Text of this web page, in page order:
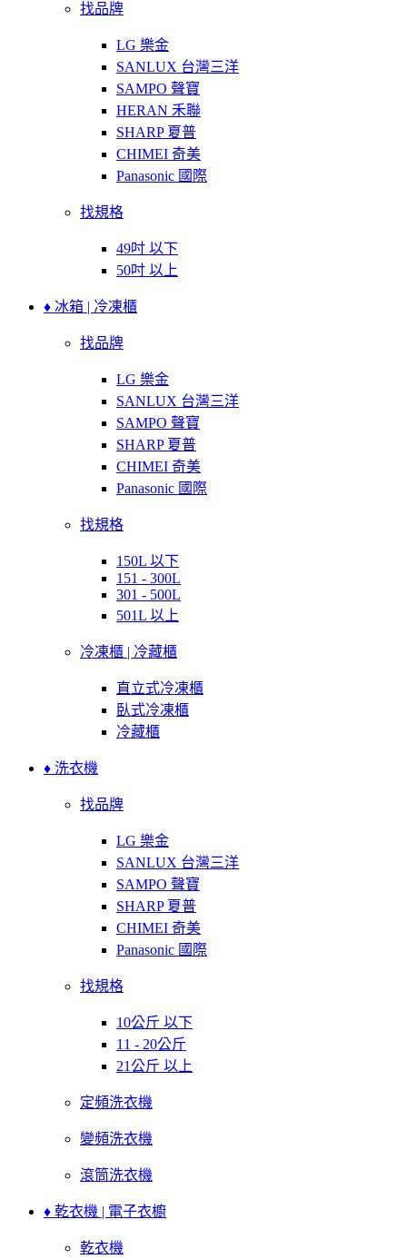
找品牌
LG 樂金
SANLUX 台灣三洋
SAMPO 聲寶
HERAN 禾聯
SHARP 夏普
CHIMEI 奇美
Panasonic 國際
找規格
49吋 以下
50吋 以上
♦ 冰箱 | 冷凍櫃
找品牌
LG 樂金
SANLUX 台灣三洋
SAMPO 聲寶
SHARP 夏普
CHIMEI 奇美
Panasonic 國際
找規格
150L 以下
151 - 300L
301 - 500L
501L 以上
冷凍櫃 | 冷藏櫃
直立式冷凍櫃
臥式冷凍櫃
冷藏櫃
♦ 洗衣機
找品牌
LG 樂金
SANLUX 台灣三洋
SAMPO 聲寶
SHARP 夏普
CHIMEI 奇美
Panasonic 國際
找規格
10公斤 以下
11 - 20公斤
21公斤 以上
定頻洗衣機
變頻洗衣機
滾筒洗衣機
♦ 乾衣機 | 電子衣櫥
乾衣機